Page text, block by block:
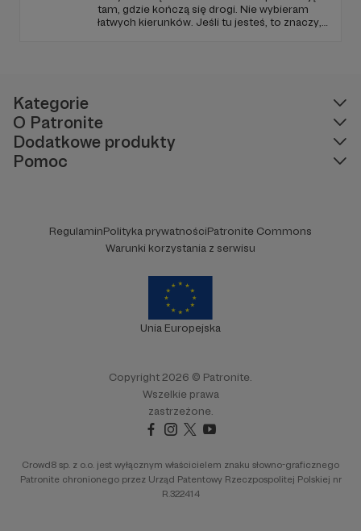
tam, gdzie kończą się drogi. Nie wybieram
łatwych kierunków. Jeśli tu jesteś, to znaczy,
Kategorie
O Patronite
Dodatkowe produkty
Pomoc
RegulaminPolityka prywatnościPatronite Commons
Warunki korzystania z serwisu
Unia Europejska
Copyright 2026 © Patronite.
Wszelkie prawa
zastrzeżone.
Crowd8 sp. z o.o. jest wyłącznym właścicielem znaku słowno-graficznego
Patronite chronionego przez Urząd Patentowy Rzeczpospolitej Polskiej nr
R.322414